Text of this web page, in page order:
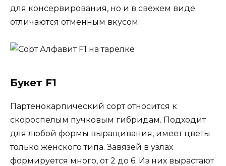
для консервирования, но и в свежем виде
отличаются отменным вкусом.
Букет F1
Партенокарпический сорт относится к
скороспелым пучковым гибридам. Подходит
для любой формы выращивания, имеет цветы
только женского типа. Завязей в узлах
формируется много, от 2 до 6. Из них вырастают